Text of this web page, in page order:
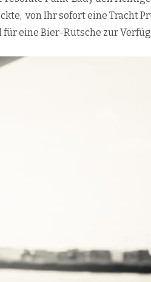
von Ihr sofort eine Tracht
eine Bier-Rutsche zur